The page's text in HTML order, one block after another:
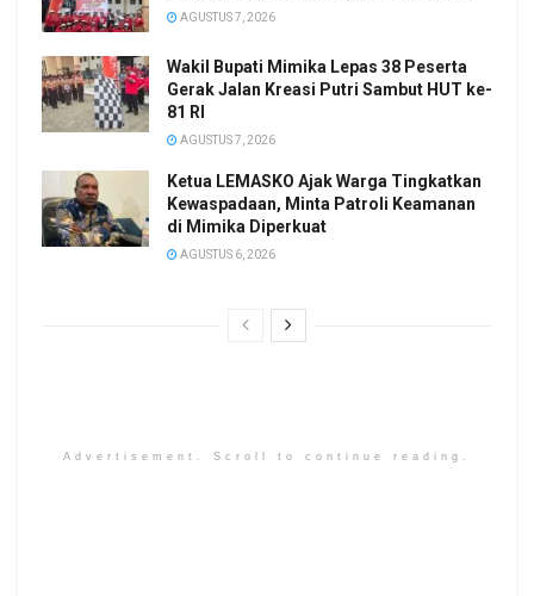
AGUSTUS 7, 2026
Wakil Bupati Mimika Lepas 38 Peserta
Gerak Jalan Kreasi Putri Sambut HUT ke-
81 RI
AGUSTUS 7, 2026
Ketua LEMASKO Ajak Warga Tingkatkan
Kewaspadaan, Minta Patroli Keamanan
di Mimika Diperkuat
AGUSTUS 6, 2026
Advertisement. Scroll to continue reading.